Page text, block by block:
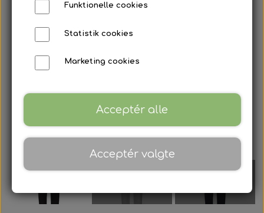
Funktionelle cookies
Statistik cookies
Marketing cookies
Acceptér alle
Acceptér valgte